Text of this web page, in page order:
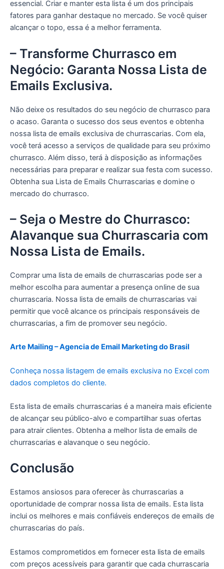
essencial. Criar e manter esta lista é um dos principais
fatores para ganhar destaque no mercado. Se você quiser
alcançar o topo, essa é a melhor ferramenta.
– Transforme Churrasco em
Negócio: Garanta Nossa Lista de
Emails Exclusiva.
Não deixe os resultados do seu negócio de churrasco para
o acaso. Garanta o sucesso dos seus eventos e obtenha
nossa lista de emails exclusiva de churrascarias. Com ela,
você terá acesso a serviços de qualidade para seu próximo
churrasco. Além disso, terá à disposição as informações
necessárias para preparar e realizar sua festa com sucesso.
Obtenha sua Lista de Emails Churrascarias e domine o
mercado do churrasco.
– Seja o Mestre do Churrasco:
Alavanque sua Churrascaria com
Nossa Lista de Emails.
Comprar uma lista de emails de churrascarias pode ser a
melhor escolha para aumentar a presença online de sua
churrascaria. Nossa lista de emails de churrascarias vai
permitir que você alcance os principais responsáveis de
churrascarias, a fim de promover seu negócio.
Arte Mailing – Agencia de Email Marketing do Brasil
Conheça nossa listagem de emails exclusiva no Excel com
dados completos do cliente.
Esta lista de emails churrascarias é a maneira mais eficiente
de alcançar seu público-alvo e compartilhar suas ofertas
para atrair clientes. Obtenha a melhor lista de emails de
churrascarias e alavanque o seu negócio.
Conclusão
Estamos ansiosos para oferecer às churrascarias a
oportunidade de comprar nossa lista de emails. Esta lista
inclui os melhores e mais confiáveis endereços de emails de
churrascarias do país.
Estamos comprometidos em fornecer esta lista de emails
com preços acessíveis para garantir que cada churrascaria